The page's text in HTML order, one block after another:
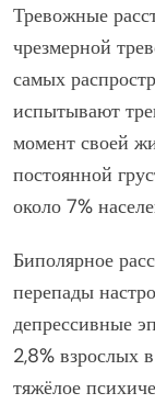
Тревожные
чрезмерной
самых
испытывают
момент своей
постоянной
около 7%
Биполярное
перепады
депрессивные
2,8% взрослых
тяжёлое